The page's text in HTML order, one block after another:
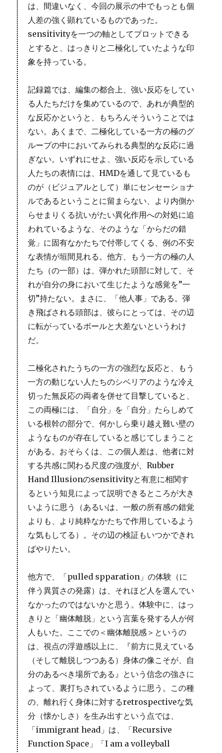
は、間違いなく、今回の展示の中でもっとも個
人差の強く顕れているものであった。
sensitivityを一つの軸としてプロットできる
とすると、はっきりと二極化していたような印
象を持っている。
記録篇では、編集の都合上、強い反応をしてい
る人たちだけを集めているので、あれが典型的
な反応かというと、もちろんそういうことでは
ない。あくまで、二極化している一方の極のグ
ループの中においてみられる典型的な反応に過
ぎない。いずれにせよ、強い反応を示している
人たちの表情には、HMDを通して見ているも
のが（ビジュアルとして）単にセンセーショナ
ルであるということに留まらない、より内側か
らせまりくる抗いがたい異化作用への対処に追
われているような、そのような「からだの錯
覚」に固有なかたちで付帯してくる、例の不安
な表情が垣間見れる。他方、もう一方の極の人
たち（の一部）は、弾かれた頭部に対して、そ
れが自分の身において生じたような感覚を”一
切”持たない。まさに、「他人事」である。弾
き飛ばされる頭部は、彼らにとっては、その辺
に転がっているボールと大差ないというわけ
だ。
二極化されたうちの一方の強烈な反応と、もう
一方の動じない人たちのシベリアのような冷え
切った無反応の両者を併せて目撃していると、
この両極には、「自分」を「自分」たらしめて
いる根幹の部分で、何かしら乗り越え難い壁の
ようなものが存在していると感じてしまうこと
がある。おそらくは、この個人差は、他者に対
する共感に関わる尺度の強度が、Rubber
Hand Illusionのsensitivityと有意に相関す
るという知見によって説明できるところが大き
いように思う（あるいは、一般の所有感の錯覚
よりも、より純粋なかたちで作用しているよう
な気もしてる）。その辺の検証もいつかできれ
ばやりたい。
他方で、「pulled spparation」の体験（に
伴う異質さの発露）は、それほど人を選んでい
なかったのではないかと思う。体験中に、はっ
きりと「幽体離脱」という言葉を発する人が何
人もいた。ここでの＜幽体離脱感＞というの
は、視点の浮遊感以上に、『前方に見えている
（そして離脱しつつある）身体の像こそが、自
分のあるべき場所である』という信念の強さに
よって、裏打ちされているように思う。この種
の、離れ行く身体に対するretrospectiveな気
分（懐かしさ）を生み出すという点では、
「immigrant head」は、「Recursive
Function Space」「I am a volleyball